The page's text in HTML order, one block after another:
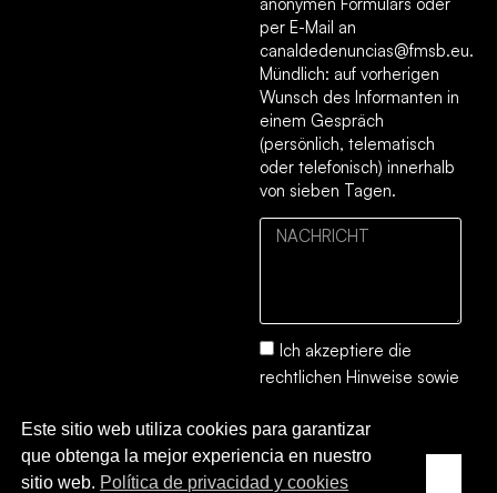
per E-Mail an
canaldedenuncias@fmsb.eu.
Mündlich: auf vorherigen
Wunsch des Informanten in
einem Gespräch
(persönlich, telematisch
oder telefonisch) innerhalb
von sieben Tagen.
Ich akzeptiere die
rechtlichen Hinweise sowie
Cookie-Richtlinie.
SENDEN
Este sitio web utiliza cookies para garantizar
que obtenga la mejor experiencia en nuestro
sitio web. Política de privacidad y cookies